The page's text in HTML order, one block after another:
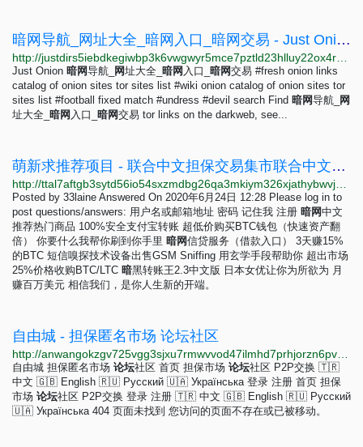
暗网导航_网址大全_暗网入口_暗网交易 - Just Onion
Just Onion 暗网导航_ 网址大全_ 暗网 入口_ 暗网交易 #fresh onion links
catalog of onion sites tor sites list #wiki onion catalog of onion sites tor
sites list #football fixed match #undress #devil search Find 暗网导航_ 网
址大全_ 暗网 入口_ 暗网交易 tor links on the darkweb, see...
萌新求推荐项目 - 联合中文担保交易集市联合中文担保交易集市
Posted by 33laine Answered On 2020年6月24日 12:28 Please log in to
post questions/answers: 用户名或邮箱地址 密码 记住我 注册 暗网中文
推荐热门商品 100%安全支付宝转账 超低价购买BTC钱包（快速资产翻
倍） 你要什么我帮你刷到你手里 暗网信贷服务（借款入口） 3天赚15%
的BTC 短信嗅探技术设备出售GSM Sniffing 用玄学手段帮助你 超出市场
25%价格收购BTC/LTC 暗黑转账王2.3中文版 日本女优让你为所欲为 月
赚百万美元 相信我们，是你人生新的开端。
自由城 - 担保匿名市场 论坛社区
自由城 担保匿名市场 论坛社区 首页 担保市场 论坛社区 P2P交换 🇹🇷
中文 🇬🇧 English 🇷🇺 Русский 🇺🇦 Українська 登录 注册 首页 担保
市场 论坛社区 P2P交换 登录 注册 🇹🇷 中文 🇬🇧 English 🇷🇺 Русский
🇺🇦 Українська 404 页面未找到 您访问的页面不存在或已被移动。